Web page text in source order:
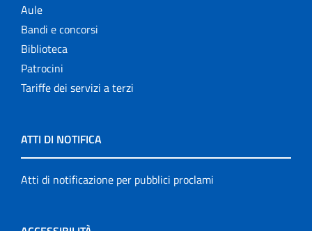
Aule
Bandi e concorsi
Biblioteca
Patrocini
Tariffe dei servizi a terzi
ATTI DI NOTIFICA
Atti di notificazione per pubblici proclami